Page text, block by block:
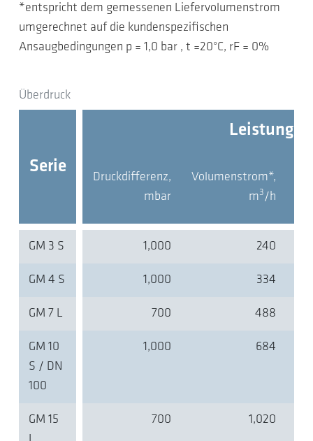
*entspricht dem gemessenen Liefervolumenstrom
umgerechnet auf die kundenspezifischen
Ansaugbedingungen p = 1,0 bar , t =20°C, rF = 0%
Überdruck
Serie
Druckdifferenz,
mbar
Volumenstrom*,
m3/h
GM 3 S 1,000 240
GM 4 S 1,000 334
GM 7 L 700 488
GM 10
S / DN
100
1,000 684
GM 15
700 1,020